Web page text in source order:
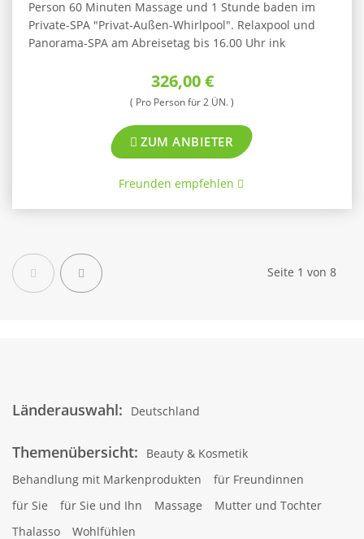
Person 60 Minuten Massage und 1 Stunde baden im
Private-SPA "Privat-Außen-Whirlpool". Relaxpool und
Panorama-SPA am Abreisetag bis 16.00 Uhr ink
326,00 €
( Pro Person für 2 ÜN. )
ZUM ANBIETER
Freunden empfehlen
Zurück Weiter Seite 1 von 8
Länderauswahl: Deutschland
Themenübersicht:
Beauty & Kosmetik
Behandlung mit Markenprodukten
für Freundinnen
für Sie
für Sie und Ihn Massage
Mutter und Tochter
Thalasso
Wohlfühlen